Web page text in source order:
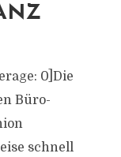
0]Die
Büro-
schnell